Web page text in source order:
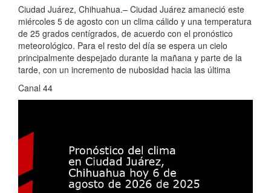
Ciudad Juárez, Chihuahua.– Ciudad Juárez amaneció este
miércoles 5 de agosto con un clima cálido y una temperatura
de 25 grados centígrados, de acuerdo con el pronóstico
meteorológico. Para el resto del día se espera un cielo
principalmente despejado durante la mañana y parte de la
tarde, con un incremento de nubosidad hacia las última
Canal 44